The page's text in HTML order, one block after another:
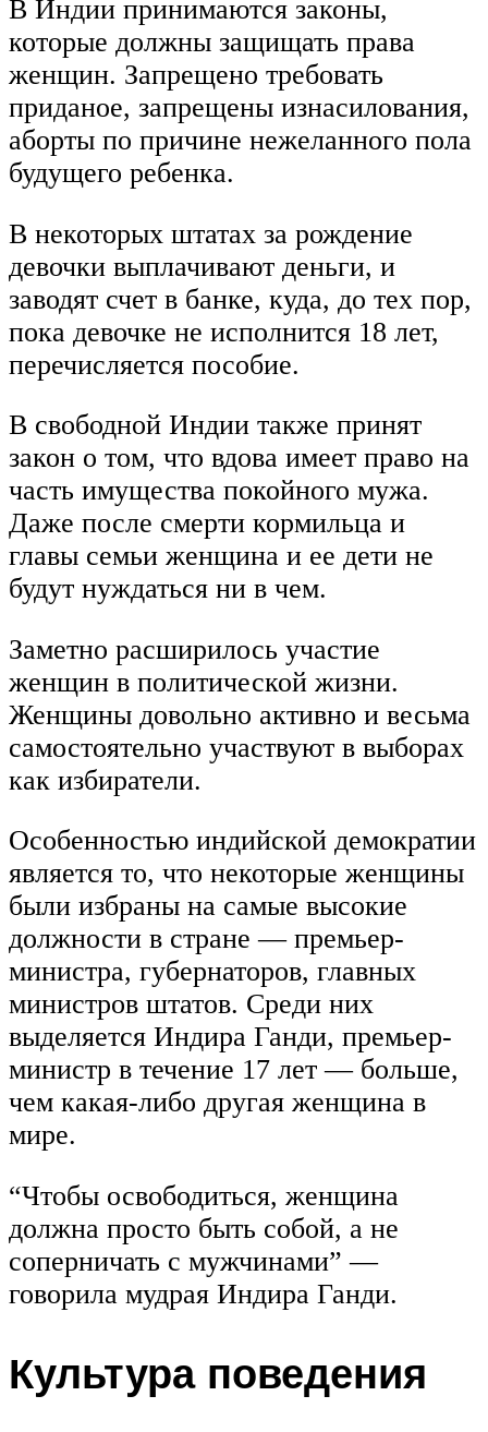
В Индии принимаются законы,
которые должны защищать права
женщин. Запрещено требовать
приданое, запрещены изнасилования,
аборты по причине нежеланного пола
будущего ребенка.
В некоторых штатах за рождение
девочки выплачивают деньги, и
заводят счет в банке, куда, до тех пор,
пока девочке не исполнится 18 лет,
перечисляется пособие.
В свободной Индии также принят
закон о том, что вдова имеет право на
часть имущества покойного мужа.
Даже после смерти кормильца и
главы семьи женщина и ее дети не
будут нуждаться ни в чем.
Заметно расширилось участие
женщин в политической жизни.
Женщины довольно активно и весьма
самостоятельно участвуют в выборах
как избиратели.
Особенностью индийской демократии
является то, что некоторые женщины
были избраны на самые высокие
должности в стране — премьер-
министра, губернаторов, главных
министров штатов. Среди них
выделяется Индира Ганди, премьер-
министр в течение 17 лет — больше,
чем какая-либо другая женщина в
мире.
“Чтобы освободиться, женщина
должна просто быть собой, а не
соперничать с мужчинами” —
говорила мудрая Индира Ганди.
Культура поведения